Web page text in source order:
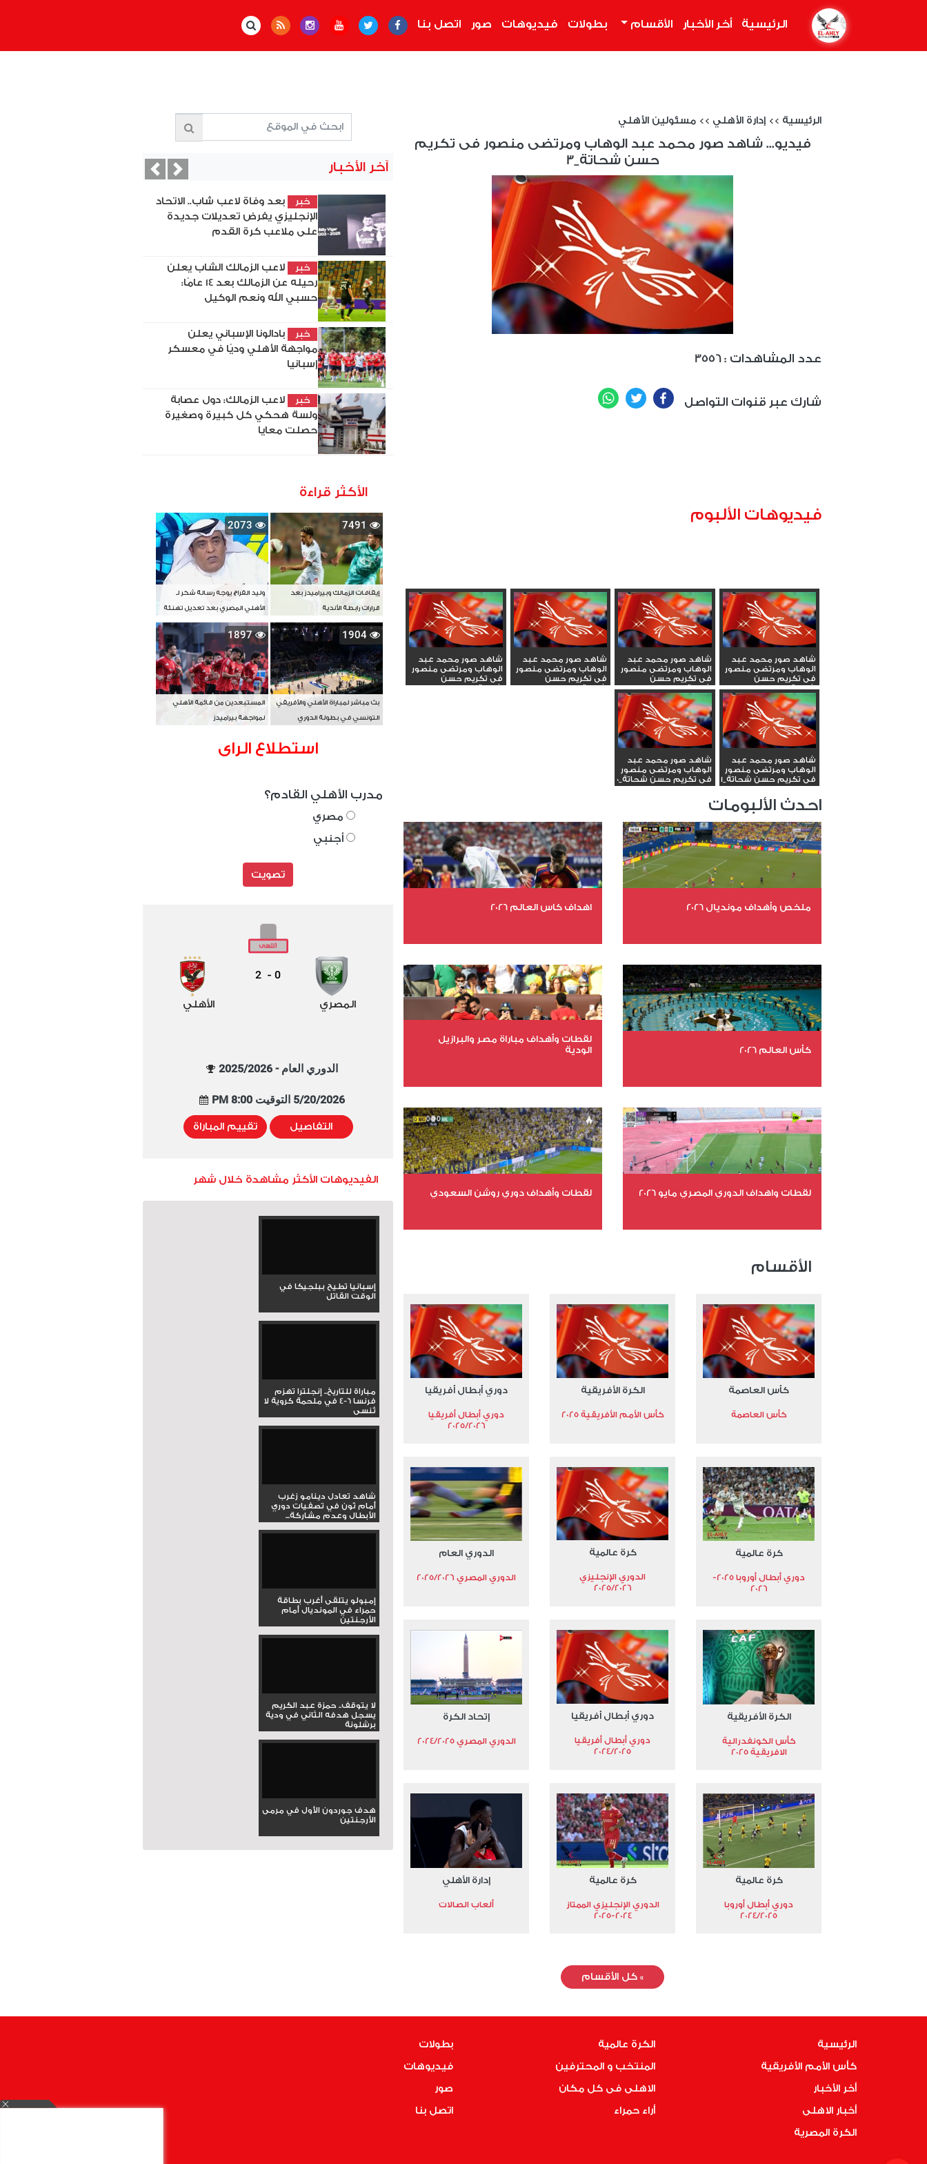
الرئيسية أخر الأخبار الأقسام بطولات فيديوهات صور اتصل بنا
الرئيسية >> إدارة الأهلي >> مسئولين الأهلي
فيديو... شاهد صور محمد عبد الوهاب ومرتضى منصور فى تكريم
حسن شحاتة_3
3556 : عدد المشاهدات
شارك عبر قنوات التواصل Facebook
Twitter
WhatsApp
فيديوهات الألبوم
شاهد صور محمد عبد
الوهاب ومرتضى منصور
فى تكريم حسن
شحاتة_5
شاهد صور محمد عبد
الوهاب ومرتضى منصور
فى تكريم حسن
شحاتة_4
شاهد صور محمد عبد
الوهاب ومرتضى منصور
فى تكريم حسن
شاهد صور محمد عبد
الوهاب ومرتضى منصور
فى تكريم حسن
شاهد صور محمد عبد
الوهاب ومرتضى منصور
فى تكريم حسن شحاتة_1
شاهد صور محمد عبد
الوهاب ومرتضى منصور
فى تكريم حسن شحاتة_0
احدث الألبومات
ملخص وأهداف مونديال 2026
عدد المشاهدات 5140
اهداف كاس العالم 2026
عدد المشاهدات 2005
كأس العالم 2026
عدد المشاهدات 11197
لقطات وأهداف مباراة مصر والبرازيل
الودية
عدد المشاهدات 15956
لقطات واهداف الدوري المصري مايو 2026 لقطات وأهداف دوري روشن السعودي
الأقسام
كأس العاصمة
كأس العاصمة
الكرة الأفريقية
كأس الأمم الأفريقية 2025
دوري أبطال أفريقيا
دوري أبطال أفريقيا
2025/2026
كرة عالمية
دوري أبطال أوروبا 2025-
2026
كرة عالمية
الدوري الإنجليزي
2025/2026
الدوري العام
الدوري المصري 2025/2026
الكرة الأفريقية
كأس الكونفدرالية
الافريقية 2025
دوري أبطال أفريقيا
دوري أبطال أفريقيا
2024/2025
إتحاد الكرة
الدوري المصري 2024/2025
كرة عالمية
دوري أبطال أوروبا
2024/2025
كرة عالمية
الدوري الإنجليزي الممتاز
2024-2025
إدارة الأهلي
ألعاب الصالات
»كل الأقسام
آخر الأخبار
خبر
بعد وفاة لاعب شاب.. الاتحاد
الإنجليزي يفرض تعديلات جديدة
على ملاعب كرة القدم
خبر
لاعب الزمالك الشاب يعلن
رحيله عن الزمالك بعد 14 عامًا:
حسبي الله ونعم الوكيل
خبر
بادالونا الإسباني يعلن
مواجهة الأهلي وديًا في معسكر
إسبانيا
خبر
لاعب الزمالك: دول عصابة
ولسة هحكي كل كبيرة وصغيرة
حصلت معايا
PreviousNext
الأكثر قراءة
7491
إيقافات الزمالك وبيراميدز بعد
قرارات رابطة الأندية
2073
وليد الفراج يوجه رسالة شكر لـ
الأهلي المصري بعد تعديل تهنئة
بطل آسيا
1904
بث مباشر لمباراة الأهلي والأفريقي
التونسي في بطولة الدوري
1897
المستبعدين من قائمة الأهلي
لمواجهة بيراميدز
استطلاع الراى
مدرب الأهلي القادم؟
مصري
أجنبي
تصويت
المصري
0
-
2
الأهلي
الدوري العام - 2025/2026
5/20/2026 التوقيت 8:00 PM
التفاصيل تقييم المباراة
الفيديوهات الأكثر مشاهدة خلال شهر
إسبانيا تطيح ببلجيكا في
الوقت القاتل
مباراة للتاريخ.. إنجلترا تهزم
فرنسا 6-4 في ملحمة كروية لا
تُنسى
شاهد تعادل دينامو زغرب
أمام ثون في تصفيات دوري
الأبطال وعدم مشاركة...
إمبولو يتلقى أغرب بطاقة
حمراء في المونديال أمام
الأرجنتين
لا يتوقف.. حمزة عبد الكريم
يسجل هدفه الثاني في ودية
برشلونة
هدف جوردون الأول في مرمى
الأرجنتين
الرئيسية
كأس الأمم الأفريقية
أخر الأخبار
أخبار الاهلى
الكرة المصرية
الكرة عالمية
المنتخب و المحترفين
الاهلى فى كل مكان
أراء حمراء
بطولات
فيديوهات
صور
اتصل بنا